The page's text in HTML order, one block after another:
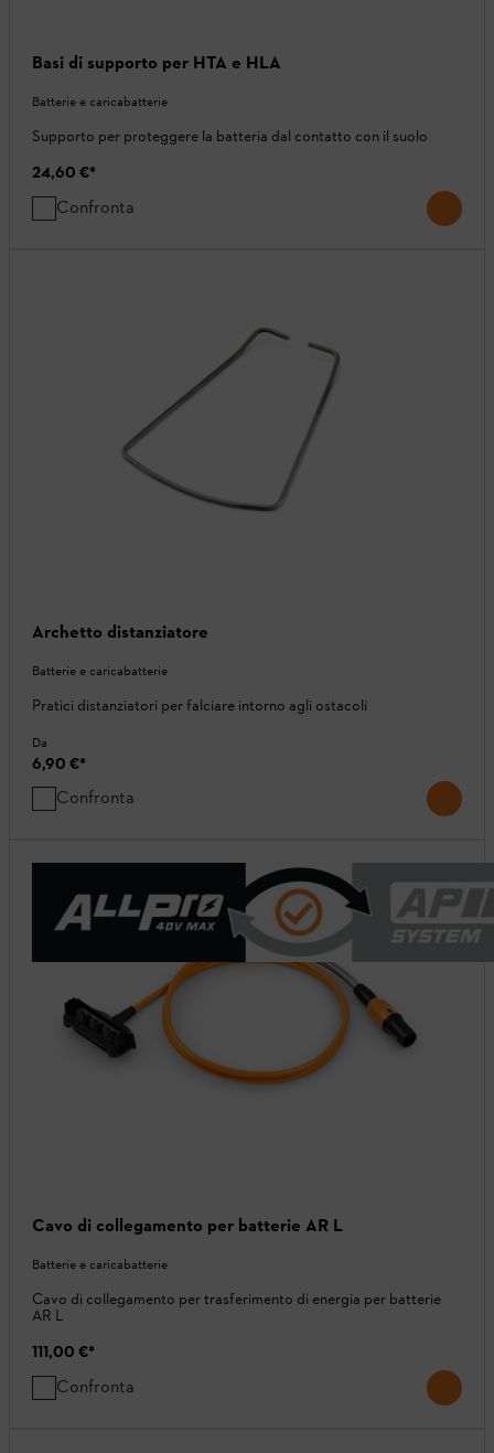
Basi di supporto per HTA e HLA
Batterie e caricabatterie
Supporto per proteggere la batteria dal contatto con il suolo
24,60 €*
Confronta
Archetto distanziatore
Batterie e caricabatterie
Pratici distanziatori per falciare intorno agli ostacoli
Da
6,90 €*
Confronta
Cavo di collegamento per batterie AR L
Batterie e caricabatterie
Cavo di collegamento per trasferimento di energia per batterie
AR L
111,00 €*
Confronta